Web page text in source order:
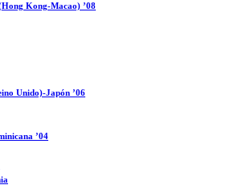
Kong-Macao) ’08
Unido)-Japón ’06
’04